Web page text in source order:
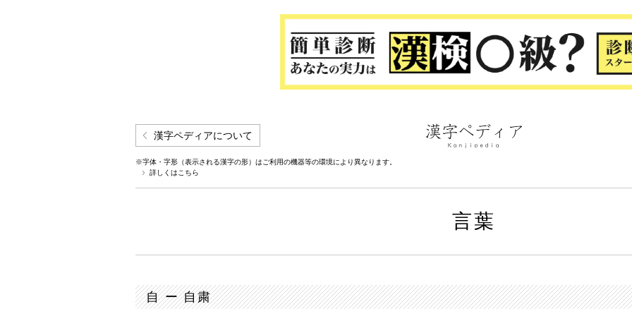
漢字ペディアについて
※字体・字形（表示される漢字の形）はご利用の機器等の環境により異なります。
詳しくはこちら
言葉
自 ー 自粛